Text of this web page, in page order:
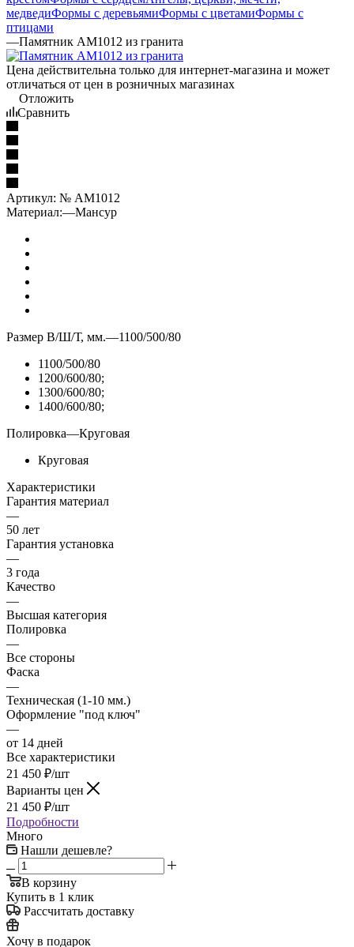
медведиФормы с деревьямиФормы с цветамиФормы с
птицами
—Памятник AM1012 из гранита
Цена действительна только для интернет-магазина и может
отличаться от цен в розничных магазинах
Отложить
Сравнить
Артикул: № AM1012
Материал:—Мансур
Размер В/Ш/Т, мм.—1100/500/80
1100/500/80
1200/600/80;
1300/600/80;
1400/600/80;
Полировка—Круговая
Круговая
Характеристики
Гарантия материал
—
50 лет
Гарантия установка
—
3 года
Качество
—
Высшая категория
Полировка
—
Все стороны
Фаска
—
Техническая (1-10 мм.)
Оформление "под ключ"
—
от 14 дней
Все характеристики
21 450 ₽/шт
Варианты цен
21 450 ₽/шт
Подробности
Много
Нашли дешевле?
В корзину
Купить в 1 клик
Рассчитать доставку
Хочу в подарок